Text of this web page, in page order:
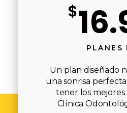
$
PLANES
Un plan diseñado
una sonrisa
tener los mejores
Clínica